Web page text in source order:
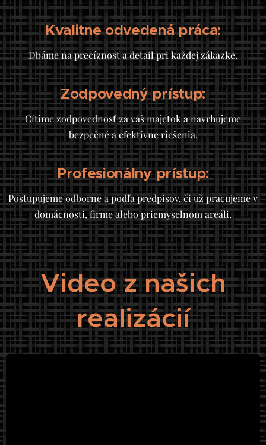
Kvalitne odvedená práca:
Dbáme na precíznosť a detail pri každej zákazke.
Zodpovedný prístup:
Cítime zodpovednosť za váš majetok a navrhujeme
bezpečné a efektívne riešenia.
Profesionálny prístup:
Postupujeme odborne a podľa predpisov, či už pracujeme v
domácnosti, firme alebo priemyselnom areáli.
Video z našich
realizácií